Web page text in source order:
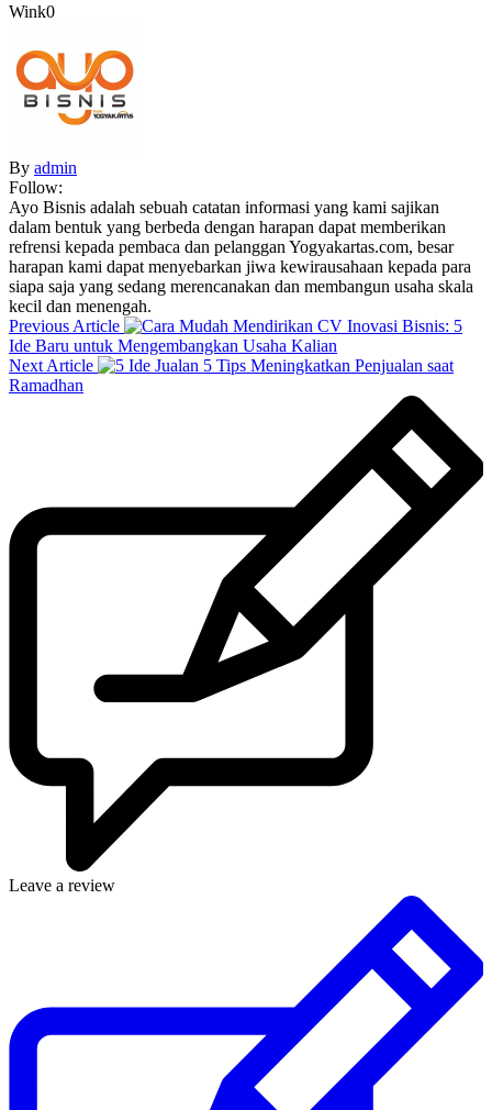
Wink0
By admin
Follow:
Ayo Bisnis adalah sebuah catatan informasi yang kami sajikan
dalam bentuk yang berbeda dengan harapan dapat memberikan
refrensi kepada pembaca dan pelanggan Yogyakartas.com, besar
harapan kami dapat menyebarkan jiwa kewirausahaan kepada para
siapa saja yang sedang merencanakan dan membangun usaha skala
kecil dan menengah.
Previous Article
Inovasi Bisnis: 5
Ide Baru untuk Mengembangkan Usaha Kalian
Next Article
5 Tips Meningkatkan Penjualan saat
Ramadhan
Leave a review